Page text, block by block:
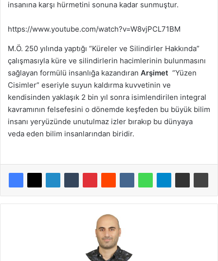
insanına karşı hürmetini sonuna kadar sunmuştur.
https://www.youtube.com/watch?v=W8vjPCL71BM
M.Ö. 250 yılında yaptığı “Küreler ve Silindirler Hakkında”
çalışmasıyla küre ve silindirlerin hacimlerinin bulunmasını
sağlayan formülü insanlığa kazandıran Arşimet “Yüzen
Cisimler” eseriyle suyun kaldırma kuvvetinin ve
kendisinden yaklaşık 2 bin yıl sonra isimlendirilen integral
kavramının felsefesini o dönemde keşfeden bu büyük bilim
insanı yeryüzünde unutulmaz izler bırakıp bu dünyaya
veda eden bilim insanlarından biridir.